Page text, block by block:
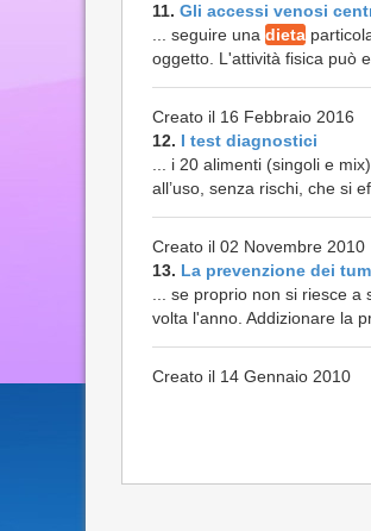
11. Gli accessi venosi
... seguire una dieta
oggetto. L'attività fisica può
Creato il 16 Febbraio 2016
12. I test diagnostici
... i 20 alimenti (singoli e
all’uso, senza rischi, che si
Creato il 02 Novembre 2010
13. La prevenzione dei
... se proprio non si riesce
volta l'anno. Addizionare la
Creato il 14 Gennaio 2010